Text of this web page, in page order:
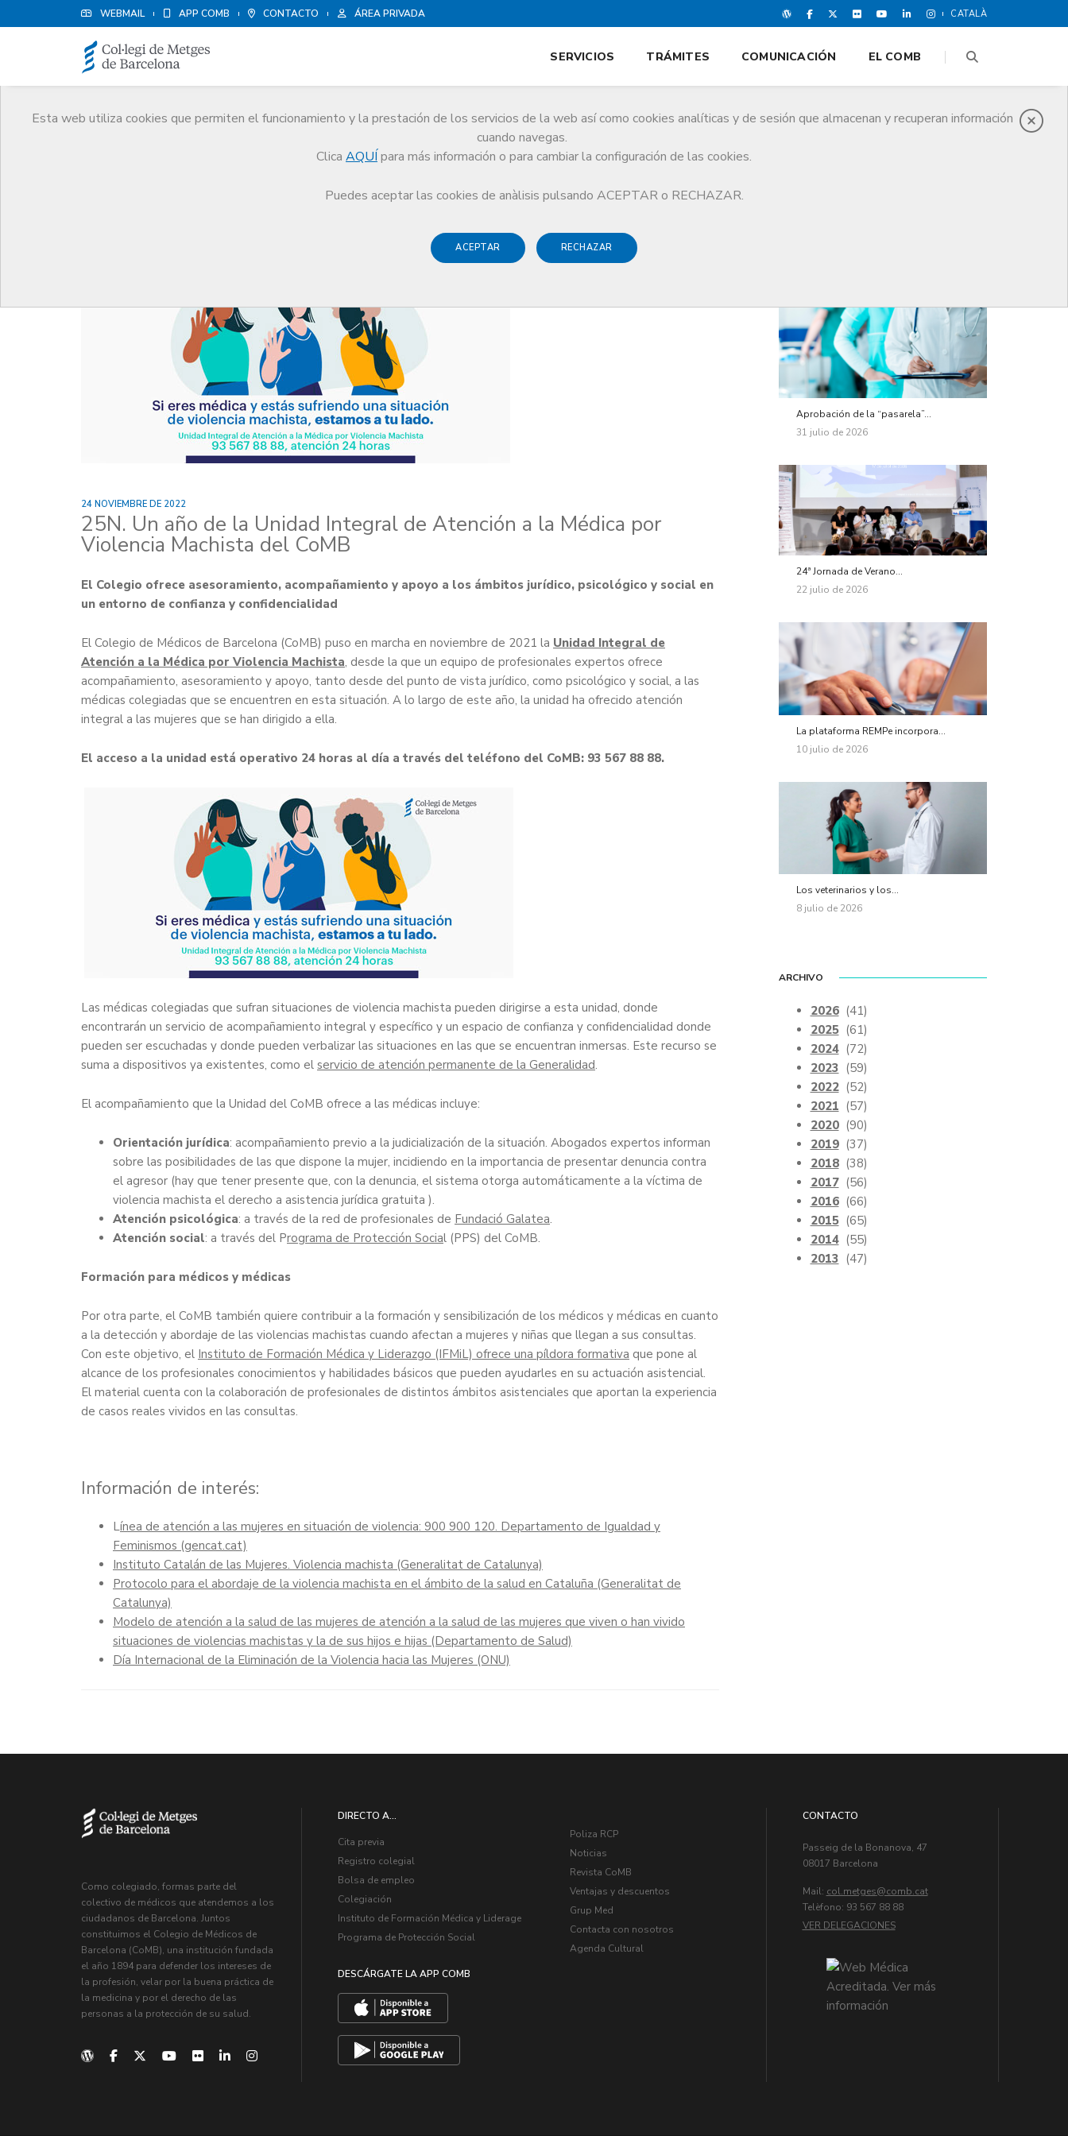
WEBMAIL APP COMB CONTACTO ÁREA PRIVADA CATALÀ
Esta web utiliza cookies que permiten el funcionamiento y la prestación de los servicios de la web así como cookies analíticas y de sesión que almacenan y recuperan información
cuando navegas.
Clica AQUÍ para más información o para cambiar la configuración de las cookies.
Puedes aceptar las cookies de anàlisis pulsando ACEPTAR o RECHAZAR.
ACEPTAR RECHAZAR
SERVICIOS TRÁMITES COMUNICACIÓN EL COMB
25N. Un año de la Unidad Integral de Atención a la Médica por Violencia Machista del CoMB
24 NOVIEMBRE DE 2022
25N. Un año de la Unidad Integral de Atención a la Médica por
Violencia Machista del CoMB
El Colegio ofrece asesoramiento, acompañamiento y apoyo a los ámbitos jurídico, psicológico y social en
un entorno de confianza y confidencialidad
El Colegio de Médicos de Barcelona (CoMB) puso en marcha en noviembre de 2021 la Unidad Integral de
Atención a la Médica por Violencia Machista, desde la que un equipo de profesionales expertos ofrece
acompañamiento, asesoramiento y apoyo, tanto desde del punto de vista jurídico, como psicológico y social, a las
médicas colegiadas que se encuentren en esta situación. A lo largo de este año, la unidad ha ofrecido atención
integral a las mujeres que se han dirigido a ella.
El acceso a la unidad está operativo 24 horas al día a través del teléfono del CoMB: 93 567 88 88.
Las médicas colegiadas que sufran situaciones de violencia machista pueden dirigirse a esta unidad, donde
encontrarán un servicio de acompañamiento integral y específico y un espacio de confianza y confidencialidad donde
pueden ser escuchadas y donde pueden verbalizar las situaciones en las que se encuentran inmersas. Este recurso se
suma a dispositivos ya existentes, como el servicio de atención permanente de la Generalidad.
El acompañamiento que la Unidad del CoMB ofrece a las médicas incluye:
Orientación jurídica: acompañamiento previo a la judicialización de la situación. Abogados expertos informan
sobre las posibilidades de las que dispone la mujer, incidiendo en la importancia de presentar denuncia contra
el agresor (hay que tener presente que, con la denuncia, el sistema otorga automáticamente a la víctima de
violencia machista el derecho a asistencia jurídica gratuita ).
Atención psicológica: a través de la red de profesionales de Fundació Galatea.
Atención social: a través del Programa de Protección Social (PPS) del CoMB.
Formación para médicos y médicas
Por otra parte, el CoMB también quiere contribuir a la formación y sensibilización de los médicos y médicas en cuanto
a la detección y abordaje de las violencias machistas cuando afectan a mujeres y niñas que llegan a sus consultas.
Con este objetivo, el Instituto de Formación Médica y Liderazgo (IFMiL) ofrece una píldora formativa que pone al
alcance de los profesionales conocimientos y habilidades básicos que pueden ayudarles en su actuación asistencial.
El material cuenta con la colaboración de profesionales de distintos ámbitos asistenciales que aportan la experiencia
de casos reales vividos en las consultas.
Información de interés:
Línea de atención a las mujeres en situación de violencia: 900 900 120. Departamento de Igualdad y
Feminismos (gencat.cat)
Instituto Catalán de las Mujeres. Violencia machista (Generalitat de Catalunya)
Protocolo para el abordaje de la violencia machista en el ámbito de la salud en Cataluña (Generalitat de
Catalunya)
Modelo de atención a la salud de las mujeres de atención a la salud de las mujeres que viven o han vivido
situaciones de violencias machistas y la de sus hijos e hijas (Departamento de Salud)
Día Internacional de la Eliminación de la Violencia hacia las Mujeres (ONU)
Aprobación de la “pasarela”...
31 julio de 2026
24ª Jornada de Verano...
22 julio de 2026
La plataforma REMPe incorpora...
10 julio de 2026
Los veterinarios y los...
8 julio de 2026
ARCHIVO
2026 (41)
2025 (61)
2024 (72)
2023 (59)
2022 (52)
2021 (57)
2020 (90)
2019 (37)
2018 (38)
2017 (56)
2016 (66)
2015 (65)
2014 (55)
2013 (47)
Como colegiado, formas parte del
colectivo de médicos que atendemos a los
ciudadanos de Barcelona. Juntos
constituimos el Colegio de Médicos de
Barcelona (CoMB), una institución fundada
el año 1894 para defender los intereses de
la profesión, velar por la buena práctica de
la medicina y por el derecho de las
personas a la protección de su salud.
DIRECTO A...
Cita previa
Registro colegial
Bolsa de empleo
Colegiación
Instituto de Formación Médica y Liderage
Programa de Protección Social
DESCÁRGATE LA APP COMB
Poliza RCP
Noticias
Revista CoMB
Ventajas y descuentos
Grup Med
Contacta con nosotros
Agenda Cultural
CONTACTO
Passeig de la Bonanova, 47
08017 Barcelona
Mail: col.metges
Telèfono: 93 567 88 88
VER DELEGACIONES